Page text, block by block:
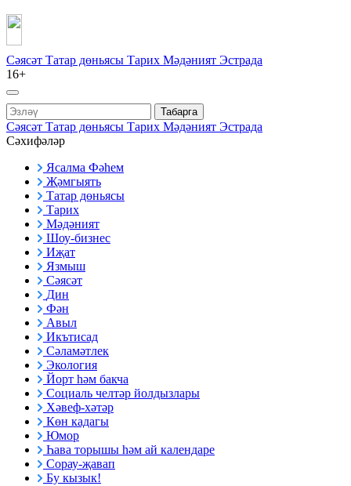
Сәясәт Татар дөньясы Тарих Мәдәният Эстрада
16+
Табарга
Сәясәт Татар дөньясы Тарих Мәдәният Эстрада
Сәхифәләр
Ясалма Фәһем
Җәмгыять
Татар дөньясы
Тарих
Мәдәният
Шоу-бизнес
Иҗат
Язмыш
Сәясәт
Дин
Фән
Авыл
Икътисад
Сәламәтлек
Экология
Йорт һәм бакча
Социаль челтәр йолдызлары
Хәвеф-хәтәр
Көн кадагы
Юмор
Һава торышы һәм ай календаре
Сорау-җавап
Бу кызык!